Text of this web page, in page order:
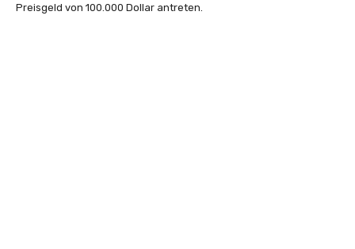
Preisgeld von 100.000 Dollar antreten.